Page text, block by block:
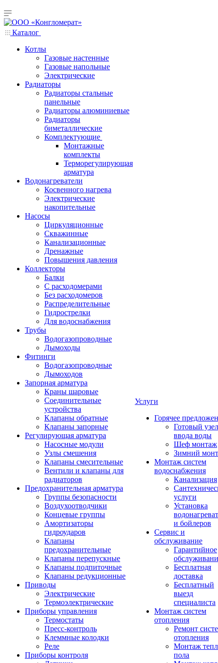
Каталог
Котлы
Газовые настенные
Газовые напольные
Электрические
Радиаторы
Радиаторы стальные
панельные
Радиаторы алюминиевые
Радиаторы
биметаллические
Комплектующие
Монтажные
комплекты
Терморегулирующая
арматура
Водонагреватели
Косвенного нагрева
Электрические
накопительные
Насосы
Циркуляционные
Скважинные
Канализационные
Дренажные
Повышения давления
Коллекторы
Балки
С расходомерами
Без расходомеров
Распределительные
Гидрострелки
Для водоснабжения
Трубы
Водогазопроводные
Дымоходы
Фитинги
Водогазопроводные
Дымоходов
Запорная арматура
Краны шаровые
Соединительные
устройства
Клапаны обратные
Клапаны запорные
Регулирующая арматура
Насосные модули
Узлы смешения
Клапаны смесительные
Вентили и клапаны для
радиаторов
Предохранительная арматура
Группы безопасности
Воздухоотводчики
Концевые группы
Амортизаторы
гидроударов
Клапаны
предохранительные
Клапаны перепускные
Клапаны подпиточные
Клапаны редукционные
Приводы
Электрические
Термоэлектрические
Приборы управления
Термостаты
Пресс-контроль
Клеммные колодки
Реле
Приборы контроля
Услуги
Горячее
Готовый узел
ввода воды
Шеф монтаж
Зимний
Монтаж систем
водоснабжения
Канализация
услуги
Установка
и бойлеров
Сервис и
обслуживание
Гарантийное
Бесплатная
доставка
Бесплатный
выезд
специалиста
Монтаж систем
отопления
Ремонт
отопления
Монтаж
пола